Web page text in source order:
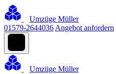
Umzüge Müller
01579-2644036 Angebot anfordern
Umzüge Müller